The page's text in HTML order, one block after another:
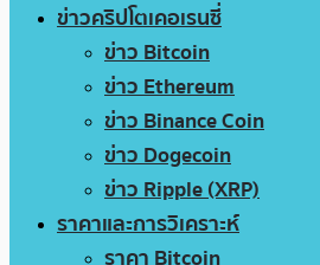
ข่าวคริปโตเคอเรนซี่
ข่าว Bitcoin
ข่าว Ethereum
ข่าว Binance Coin
ข่าว Dogecoin
ข่าว Ripple (XRP)
ราคาและการวิเคราะห์